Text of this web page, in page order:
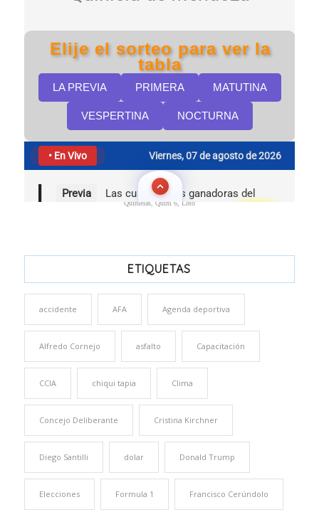
Quinielas, Quini 6, Loto
ETIQUETAS
accidente AFA Agenda deportiva
Alfredo Cornejo asfalto Capacitación
CCIA chiqui tapia Clima
Concejo Deliberante Cristina Kirchner
Diego Santilli dolar Donald Trump
Elecciones Formula 1 Francisco Cerúndolo